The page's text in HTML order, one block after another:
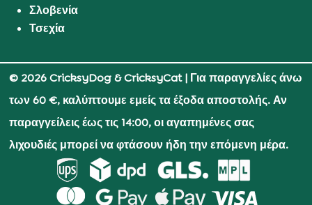
Σλοβενία
Τσεχία
© 2026 CricksyDog & CricksyCat| Για παραγγελίες άνω
των 60 €, καλύπτουμε εμείς τα έξοδα αποστολής. Αν
παραγγείλεις έως τις 14:00, οι αγαπημένες σας
λιχουδιές μπορεί να φτάσουν ήδη την επόμενη μέρα.